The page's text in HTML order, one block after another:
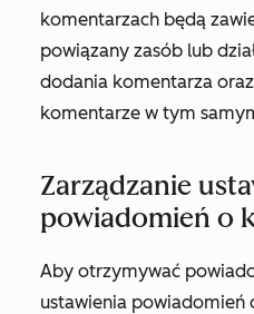
komentarzach będą
powiązany zasób lub
dodania komentarza
komentarze w tym
Zarządzanie
powiadomień o
Aby otrzymywać
ustawienia powiadomień